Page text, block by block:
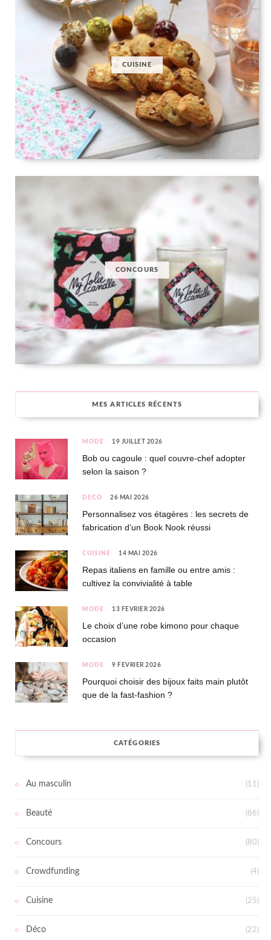
CUISINE
CONCOURS
MES ARTICLES RÉCENTS
MODE 19 JUILLET 2026
Bob ou cagoule : quel couvre-chef adopter
selon la saison ?
DÉCO 26 MAI 2026
Personnalisez vos étagères : les secrets de
fabrication d’un Book Nook réussi
CUISINE 14 MAI 2026
Repas italiens en famille ou entre amis :
cultivez la convivialité à table
MODE 13 FÉVRIER 2026
Le choix d’une robe kimono pour chaque
occasion
MODE 9 FÉVRIER 2026
Pourquoi choisir des bijoux faits main plutôt
que de la fast-fashion ?
CATÉGORIES
Au masculin (11)
Beauté (86)
Concours (80)
Crowdfunding (4)
Cuisine (25)
Déco (22)